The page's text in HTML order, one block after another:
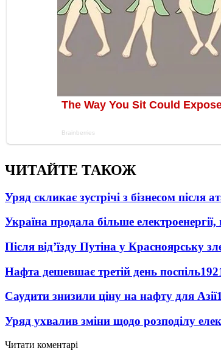
ЧИТАЙТЕ ТАКОЖ
Уряд скликає зустрічі з бізнесом після
Україна продала більше
Після від’їзду Путіна у Красноярську
Нафта дешевшає третій день поспіль
Саудити знизили ціну на нафту для Азії
Уряд ухвалив зміни щодо розподілу
Читати коментарі